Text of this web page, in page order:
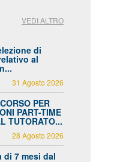
VEDI ALTRO
di
al
31 Agosto 2026
PER
PART-TIME
TUTORATO...
28 Agosto 2026
di 7 mesi dal